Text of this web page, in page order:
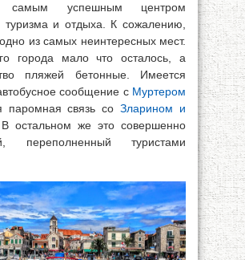
самым успешным центром
туризма и отдыха. К сожалению,
из самых неинтересных мест.
города мало что осталось, а
пляжей бетонные. Имеется
сообщение с Муртером
паромная связь соЗларином и
остальном же это совершенно
переполненный туристами